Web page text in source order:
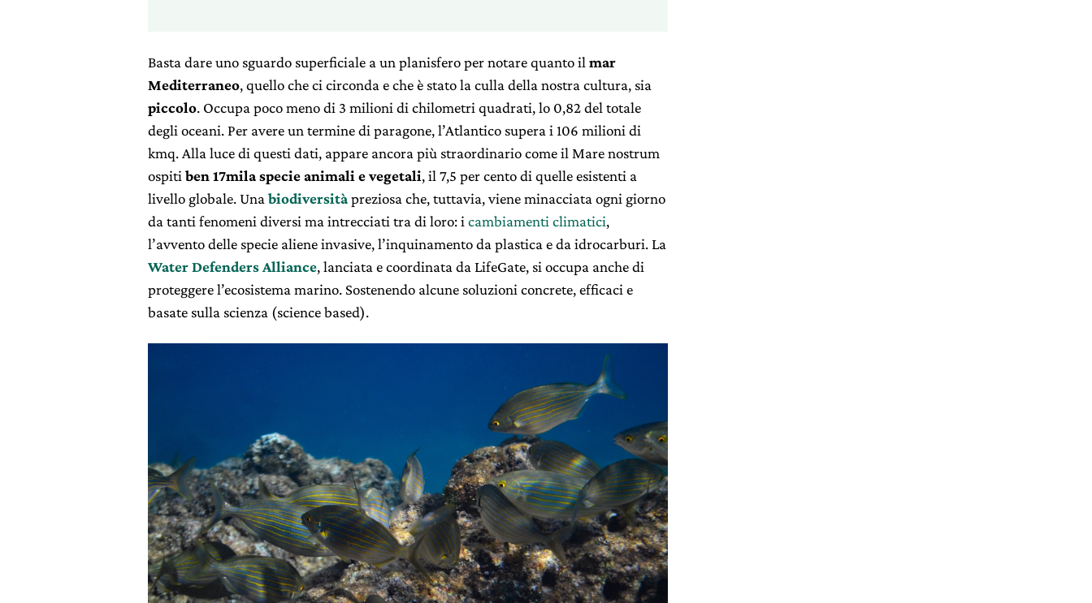
Basta dare uno sguardo superficiale a un planisfero per notare quanto il mar
Mediterraneo, quello che ci circonda e che è stato la culla della nostra cultura, sia
piccolo. Occupa poco meno di 3 milioni di chilometri quadrati, lo 0,82 del totale
degli oceani. Per avere un termine di paragone, l’Atlantico supera i 106 milioni di
kmq. Alla luce di questi dati, appare ancora più straordinario come il Mare nostrum
ospitiben 17mila specie animali e vegetali, il 7,5 per cento di quelle esistenti a
livello globale. Unabiodiversitàpreziosa che, tuttavia, viene minacciata ogni giorno
da tanti fenomeni diversi ma intrecciati tra di loro: i cambiamenti climatici,
l’avvento delle specie aliene invasive, l’inquinamento da plastica e da idrocarburi. La
Water Defenders Alliance, lanciata e coordinata da LifeGate, si occupa anche di
proteggere l’ecosistema marino. Sostenendo alcune soluzioni concrete, efficaci e
basate sulla scienza (science based).